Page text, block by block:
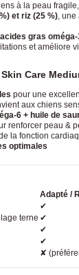
à la peau
et riz (25 %), une
acides gras
et améliore
Care
pour une
aux chiens
6 + huile de
renforcer peau &
la fonction
optimales
Adapté /
✔
terne ✔
✔
✔
✘